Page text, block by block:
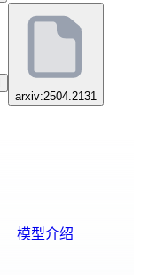
arxiv:2504.2131
模型介绍